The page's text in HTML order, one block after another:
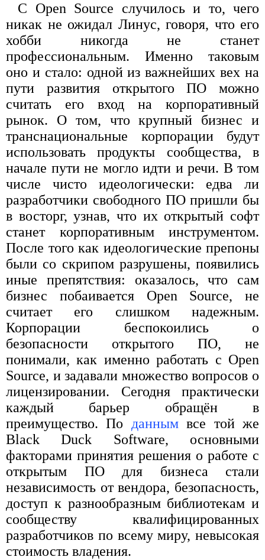
С Open Source случилось и то, чего
никак не ожидал Линус, говоря, что его
хобби никогда не станет
профессиональным. Именно таковым
оно и стало: одной из важнейших вех на
пути развития открытого ПО можно
считать его вход на корпоративный
рынок. О том, что крупный бизнес и
транснациональные корпорации будут
использовать продукты сообщества, в
начале пути не могло идти и речи. В том
числе чисто идеологически: едва ли
разработчики свободного ПО пришли бы
в восторг, узнав, что их открытый софт
станет корпоративным инструментом.
После того как идеологические препоны
были со скрипом разрушены, появились
иные препятствия: оказалось, что сам
бизнес побаивается Open Source, не
считает его слишком надежным.
Корпорации беспокоились о
безопасности открытого ПО, не
понимали, как именно работать с Open
Source, и задавали множество вопросов о
лицензировании. Сегодня практически
каждый барьер обращён в
преимущество. По даннымвсе той же
Black Duck Software, основными
факторами принятия решения о работе с
открытым ПО для бизнеса стали
независимость от вендора, безопасность,
доступ к разнообразным библиотекам и
сообществу квалифицированных
разработчиков по всему миру, невысокая
стоимость владения.